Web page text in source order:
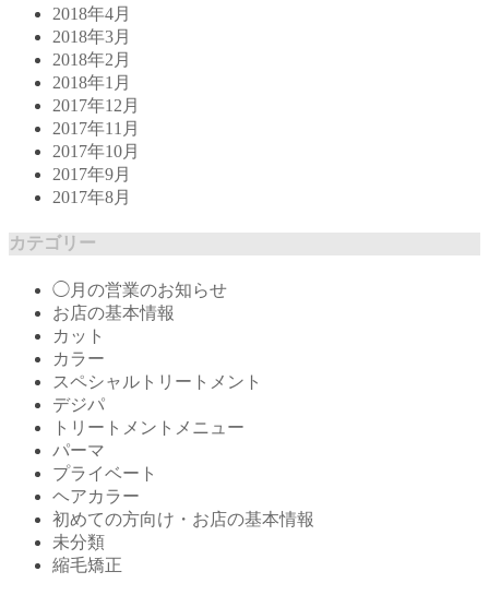
2018年4月
2018年3月
2018年2月
2018年1月
2017年12月
2017年11月
2017年10月
2017年9月
2017年8月
カテゴリー
◯月の営業のお知らせ
お店の基本情報
カット
カラー
スペシャルトリートメント
デジパ
トリートメントメニュー
パーマ
プライベート
ヘアカラー
初めての方向け・お店の基本情報
未分類
縮毛矯正